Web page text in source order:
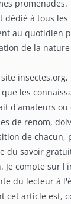
promenades.
dédié à tous
au quotidien
de la
site
les
d'amateurs ou
de renom,
de chacun,
du savoir
Je compte sur
du lecteur à
cet article est,